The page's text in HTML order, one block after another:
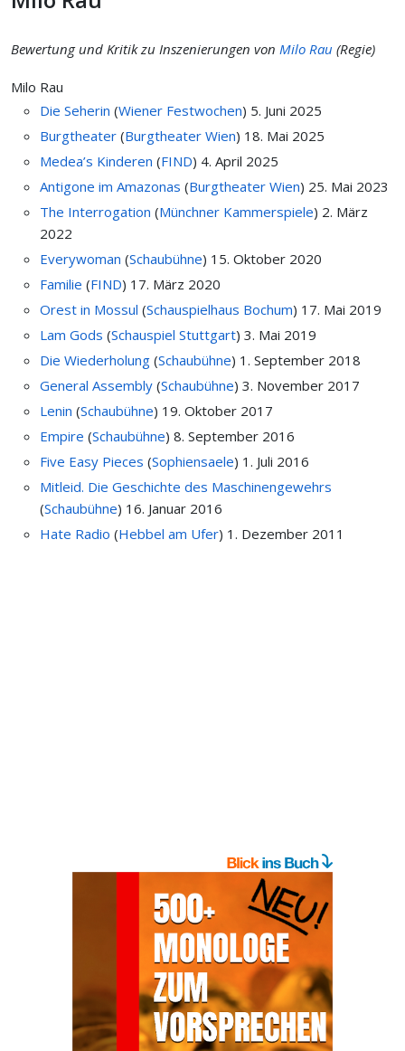
Bewertung und Kritik zu Inszenierungen von Milo Rau (Regie)
Milo Rau
Die Seherin (Wiener Festwochen) 5. Juni 2025
Burgtheater (Burgtheater Wien) 18. Mai 2025
Medea’s Kinderen (FIND) 4. April 2025
Antigone im Amazonas (Burgtheater Wien) 25. Mai 2023
The Interrogation (Münchner Kammerspiele) 2. März
2022
Everywoman (Schaubühne) 15. Oktober 2020
Familie (FIND) 17. März 2020
Orest in Mossul (Schauspielhaus Bochum) 17. Mai 2019
Lam Gods (Schauspiel Stuttgart) 3. Mai 2019
Die Wiederholung (Schaubühne) 1. September 2018
General Assembly (Schaubühne) 3. November 2017
Lenin (Schaubühne) 19. Oktober 2017
Empire (Schaubühne) 8. September 2016
Five Easy Pieces (Sophiensaele) 1. Juli 2016
Mitleid. Die Geschichte des Maschinengewehrs
(Schaubühne) 16. Januar 2016
Hate Radio (Hebbel am Ufer) 1. Dezember 2011